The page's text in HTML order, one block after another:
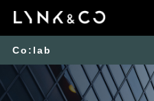
Co:lab